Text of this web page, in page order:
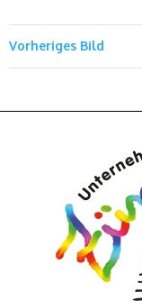
Vorheriges Bild